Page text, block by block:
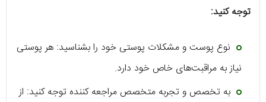
توجه کنید:
نوع پوست و مشکلات پوستی خود را بشناسید: هر پوستی
نیاز به مراقبت‌های خاص خود دارد.
به تخصص و تجربه متخصص مراجعه کننده توجه کنید: از